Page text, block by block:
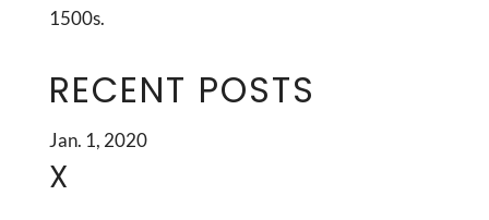
1500s.
RECENT POSTS
Jan. 1, 2020
X